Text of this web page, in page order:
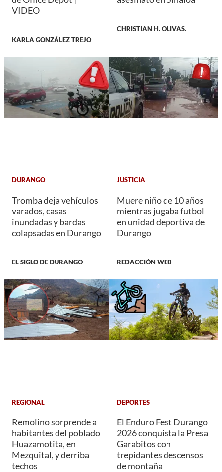
VIDEO
KARLA GONZÁLEZ TREJO
CHRISTIAN H. OLIVAS.
DURANGO
Tromba deja vehículos
varados, casas
inundadas y bardas
colapsadas en Durango
EL SIGLO DE DURANGO
JUSTICIA
Muere niño de 10 años
mientras jugaba futbol
en unidad deportiva de
Durango
REDACCIÓN WEB
REGIONAL
Remolino sorprende a
habitantes del poblado
Huazamotita, en
Mezquital, y derriba
techos
DEPORTES
El Enduro Fest Durango
2026 conquista la Presa
Garabitos con
trepidantes descensos
de montaña